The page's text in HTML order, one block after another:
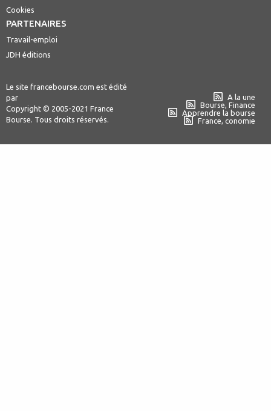
Cookies
PARTENAIRES
Travail-emploi
JDH éditions
Le site francebourse.com est édité
par
Copyright © 2005-2021 France
Bourse. Tous droits réservés.
A la une
Bourse, Finance
Apprendre la bourse
France, conomie